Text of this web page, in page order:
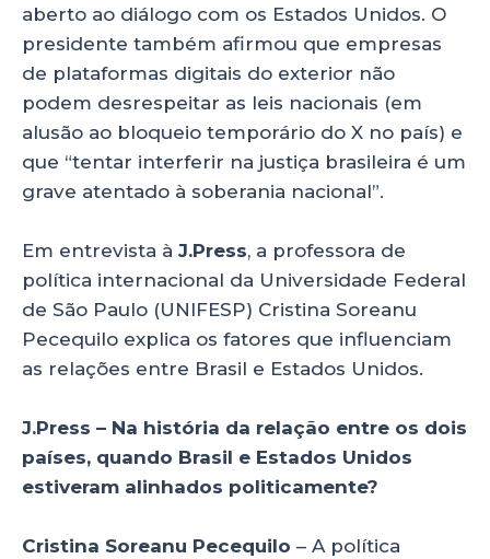
aberto ao diálogo com os Estados Unidos. O
presidente também afirmou que empresas
de plataformas digitais do exterior não
podem desrespeitar as leis nacionais (em
alusão ao bloqueio temporário do X no país) e
que “tentar interferir na justiça brasileira é um
grave atentado à soberania nacional”.
Em entrevista à J.Press, a professora de
política internacional da Universidade Federal
de São Paulo (UNIFESP) Cristina Soreanu
Pecequilo explica os fatores que influenciam
as relações entre Brasil e Estados Unidos.
J.Press – Na história da relação entre os dois
países, quando Brasil e Estados Unidos
estiveram alinhados politicamente?
Cristina Soreanu Pecequilo – A política